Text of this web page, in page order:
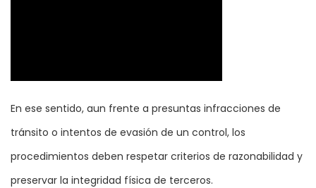
En ese sentido, aun frente a presuntas infracciones de
tránsito o intentos de evasión de un control, los
procedimientos deben respetar criterios de razonabilidad y
preservar la integridad física de terceros.